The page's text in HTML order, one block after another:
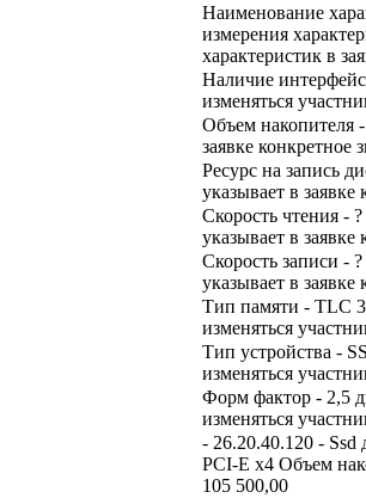
Наименование
измерения
характеристик в
Наличие
изменяться
Объем накопителя
заявке конкретное
Ресурс на запись
указывает в заявке
Скорость чтения -
указывает в заявке
Скорость записи -
указывает в заявке
Тип памяти - TLC
изменяться
Тип устройства -
изменяться
Форм фактор - 2,5
изменяться
- 26.20.40.120 - Ssd
PCI-E x4 Объем
105 500,00